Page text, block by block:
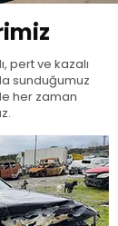
pert ve kazalı
sunduğumuz
her zaman